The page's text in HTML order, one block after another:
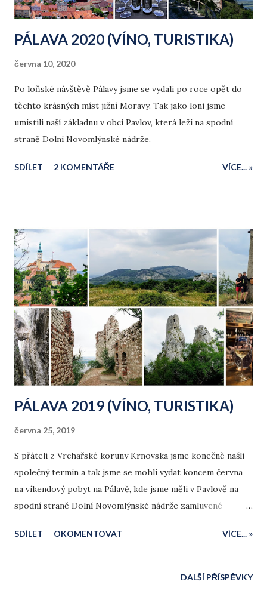
máme kromě Věstonické nádrže také zříceni...
PÁLAVA 2020 (VÍNO, TURISTIKA)
června 10, 2020
Po loňské návštěvě Pálavy jsme se vydali po roce opět do
těchto krásných míst jižní Moravy. Tak jako loni jsme
umístili naší základnu v obci Pavlov, která leží na spodní
straně Dolní Novomlýnské nádrže.
SDÍLET 2 KOMENTÁŘE VÍCE... »
PÁLAVA 2019 (VÍNO, TURISTIKA)
června 25, 2019
S přáteli z Vrchařské koruny Krnovska jsme konečně našli
společný termín a tak jsme se mohli vydat koncem června
na víkendový pobyt na Pálavě, kde jsme měli v Pavlově na
spodní straně Dolní Novomlýnské nádrže zamluvené
SDÍLET OKOMENTOVAT VÍCE... »
DALŠÍ PŘÍSPĚVKY